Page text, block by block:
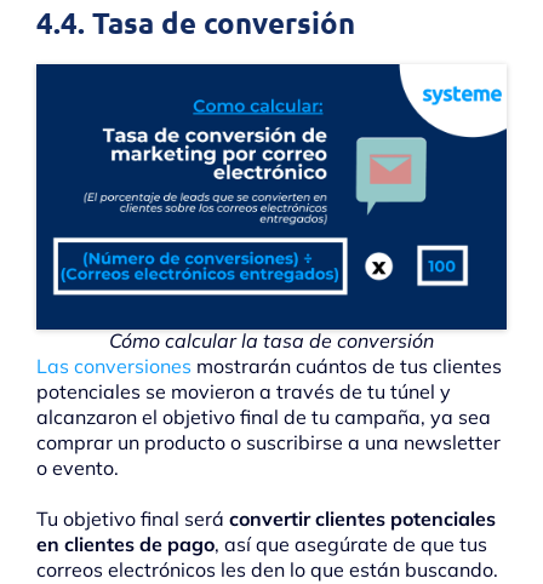
4.4. Tasa de conversión
Cómo calcular la tasa de conversión
Las conversiones mostrarán cuántos de tus clientes
potenciales se movieron a través de tu túnel y
alcanzaron el objetivo final de tu campaña, ya sea
comprar un producto o suscribirse a una newsletter
o evento.
Tu objetivo final será convertir clientes potenciales
en clientes de pago, así que asegúrate de que tus
correos electrónicos les den lo que están buscando.